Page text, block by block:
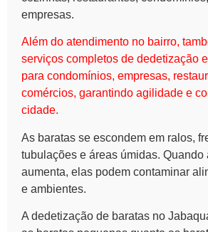
empresas.
Além do atendimento no bairro,
serviços completos de dedetização
para condomínios, empresas,
comércios, garantindo agilidade e
cidade.
As baratas se escondem em ralos,
tubulações e áreas úmidas. Quando
aumenta, elas podem contaminar
e ambientes.
A dedetização de baratas no